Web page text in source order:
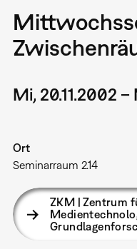
Mi, 20.11.2002
Ort
Seminarraum 2.14
ZKM | Zentrum